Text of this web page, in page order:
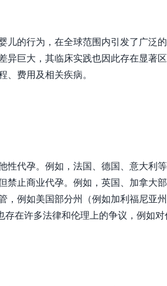
儿的行为，在全球范围内引发了广泛
异巨大，其临床实践也因此存在显著
费用及相关疾病。
代孕。例如，法国、德国、意大利等
止商业代孕。例如，英国、加拿大部
，例如美国部分州（例如加利福尼亚
存在许多法律和伦理上的争议，例如